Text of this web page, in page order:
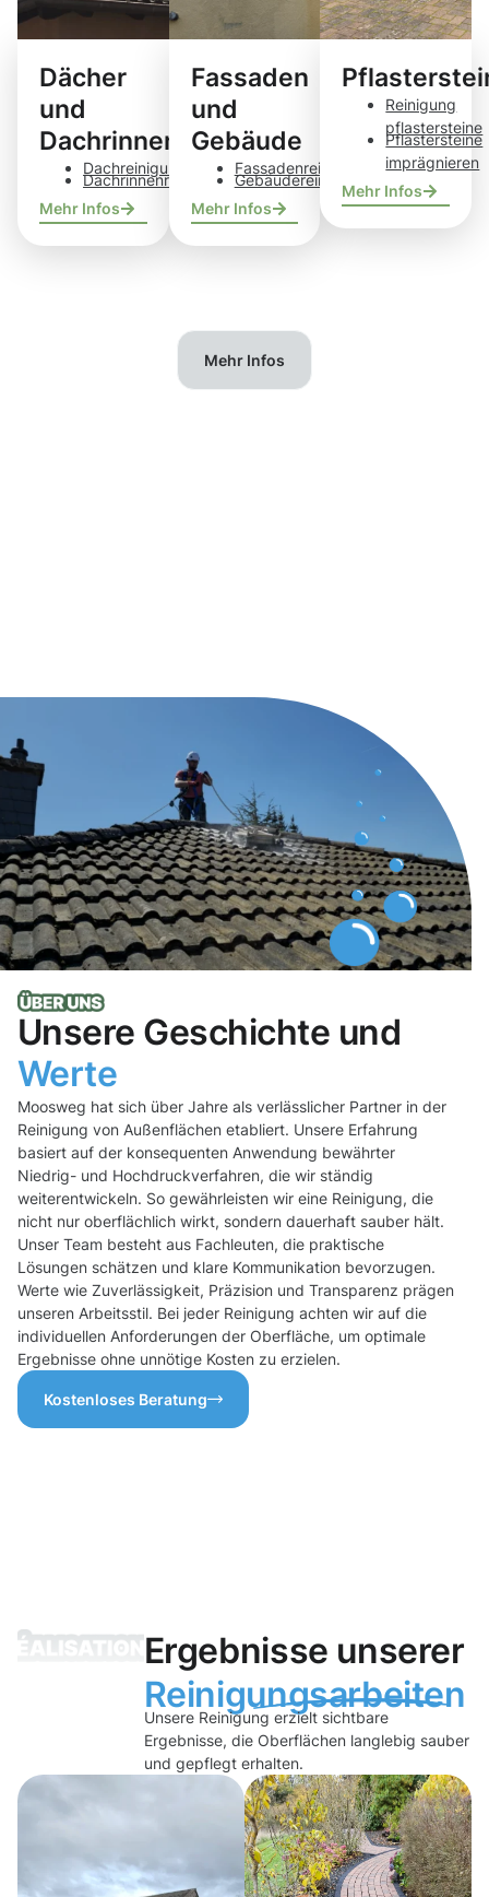
Dächer
und
Dachrinnen
Dachreinigung
Dachrinnenreinigung
Mehr Infos
Fassaden
und
Gebäude
Fassadenreinigung
Gebäudereinigung
Mehr Infos
Reinigung
pflastersteine
Pflastersteine
imprägnieren
Mehr Infos
Mehr Infos
Unsere Geschichte und
Werte
Moosweg hat sich über Jahre als verlässlicher Partner in der
Reinigung von Außenflächen etabliert. Unsere Erfahrung
basiert auf der konsequenten Anwendung bewährter
Niedrig- und Hochdruckverfahren, die wir ständig
weiterentwickeln. So gewährleisten wir eine Reinigung, die
nicht nur oberflächlich wirkt, sondern dauerhaft sauber hält.
Unser Team besteht aus Fachleuten, die praktische
Lösungen schätzen und klare Kommunikation bevorzugen.
Werte wie Zuverlässigkeit, Präzision und Transparenz prägen
unseren Arbeitsstil. Bei jeder Reinigung achten wir auf die
individuellen Anforderungen der Oberfläche, um optimale
Ergebnisse ohne unnötige Kosten zu erzielen.
Kostenloses Beratung
Ergebnisse unserer
Reinigungsarbeiten
Unsere Reinigung erzielt sichtbare
Ergebnisse, die Oberflächen langlebig sauber
und gepflegt erhalten.